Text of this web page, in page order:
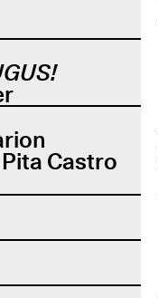
Castro